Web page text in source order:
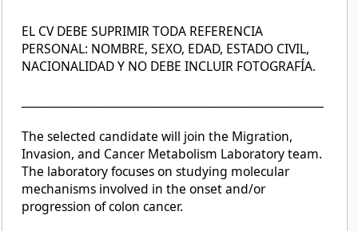
EL CV DEBE SUPRIMIR TODA REFERENCIA
PERSONAL: NOMBRE, SEXO, EDAD, ESTADO CIVIL,
NACIONALIDAD Y NO DEBE INCLUIR FOTOGRAFÍA.
The selected candidate will join the Migration,
Invasion, and Cancer Metabolism Laboratory team.
The laboratory focuses on studying molecular
mechanisms involved in the onset and/or
progression of colon cancer.